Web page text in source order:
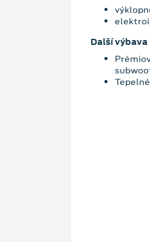
Další výbava